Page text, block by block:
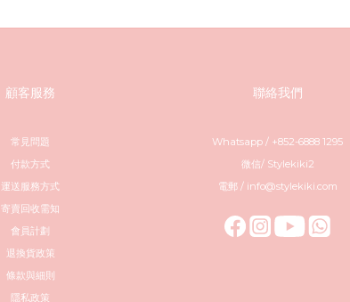
顧客服務
常見問題
付款方式
運送服務方式
寄賣回收需知
會員計劃
退換貨政策
條款與細則
隱私政策
聯絡我們
Whatsapp / +852-6888 1295
微信/ Stylekiki2
電郵 / info@stylekiki.com